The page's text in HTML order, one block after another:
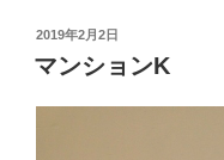
投
稿
日:
2019年2月2日
マンションK